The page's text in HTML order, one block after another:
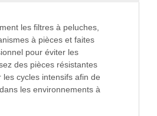
les filtres à peluches,
à pièces et faites
pour éviter les
des pièces résistantes
cycles intensifs afin de
les environnements à